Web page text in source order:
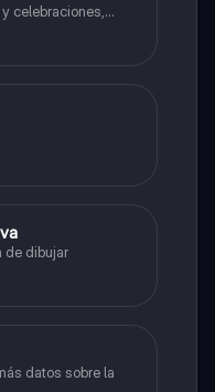
celebraciones,
de dibujar
datos sobre la